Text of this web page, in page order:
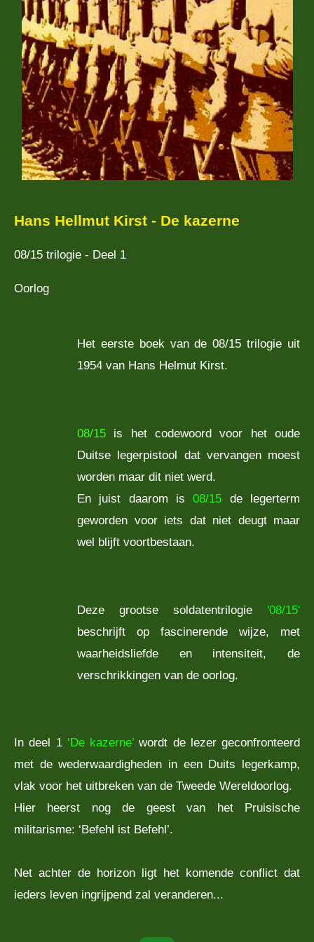
Hans Hellmut Kirst - De kazerne
08/15 trilogie - Deel 1
Oorlog
Het eerste boek van de 08/15 trilogie uit
1954 van Hans Helmut Kirst.
08/15 is het codewoord voor het oude
Duitse legerpistool dat vervangen moest
worden maar dit niet werd.
En juist daarom is08/15 de legerterm
geworden voor iets dat niet deugt maar
wel blijft voortbestaan.
Deze grootse soldatentrilogie '08/15'
beschrijft op fascinerende wijze, met
waarheidsliefde en intensiteit, de
verschrikkingen van de oorlog.
In deel 1 ‘De kazerne’ wordt de lezer geconfronteerd
met de wederwaardigheden in een Duits legerkamp,
vlak voor het uitbreken van de Tweede Wereldoorlog.
Hier heerst nog de geest van het Pruisische
militarisme: ‘Befehl ist Befehl’.
Net achter de horizon ligt het komende conflict dat
ieders leven ingrijpend zal veranderen...